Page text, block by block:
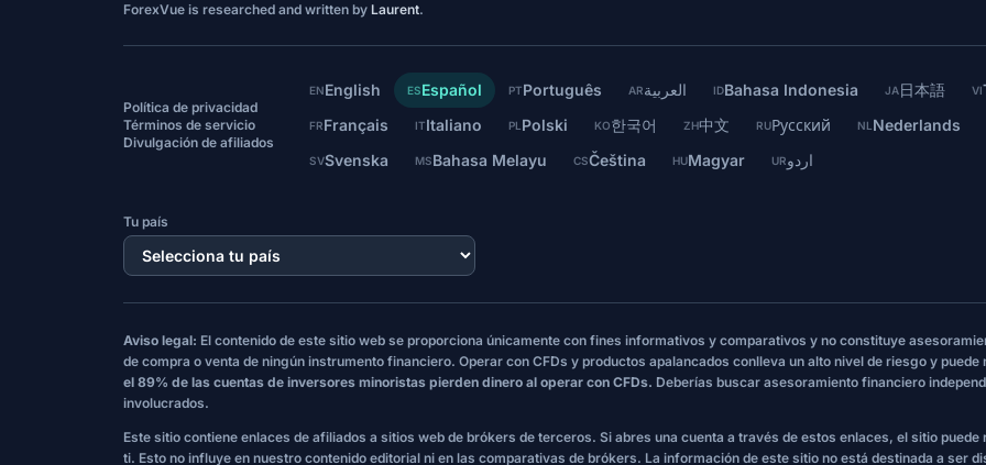
ForexVue is researched and written by Laurent.
Política de privacidad
Términos de servicio
Divulgación de afiliados
ENEnglish ESEspañol PTPortuguês ARالعربية IDBahasa Indonesia JA日本語 VI
FRFrançais ITItaliano PL Polski KO한국어 ZH中文 RUРусский NL Nederlands
SVSvenska MSBahasa Melayu CSČeština HUMagyar URاردو
Tu país
Aviso legal: El contenido de este sitio web se proporciona únicamente con fines informativos y comparativos y no constituye
de compra o venta de ningún instrumento financiero. Operar con CFDs y productos apalancados conlleva un alto nivel de riesgo y
el 89% de las cuentas de inversores minoristas pierden dinero al operar con CFDs. Deberías buscar asesoramiento financiero
involucrados.
Este sitio contiene enlaces de afiliados a sitios web de brókers de terceros. Si abres una cuenta a través de estos enlaces, el sitio
ti. Esto no influye en nuestro contenido editorial ni en las comparativas de brókers. La información de este sitio no está destinada a ser